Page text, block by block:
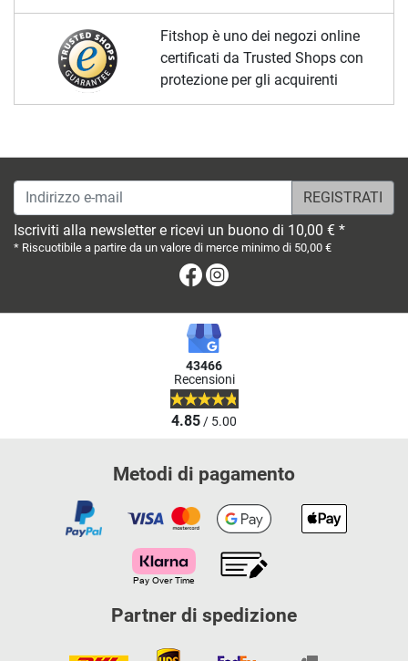
Fitshop è uno dei negozi online
certificati da Trusted Shops con
protezione per gli acquirenti
Indirizzo e-mail
Iscriviti alla newsletter e ricevi un buono di 10,00 € *
* Riscuotibile a partire da un valore di merce minimo di 50,00 €
Facebook
43466
Recensioni
4.85/ 5.00
Metodi di pagamento
Partner di spedizione